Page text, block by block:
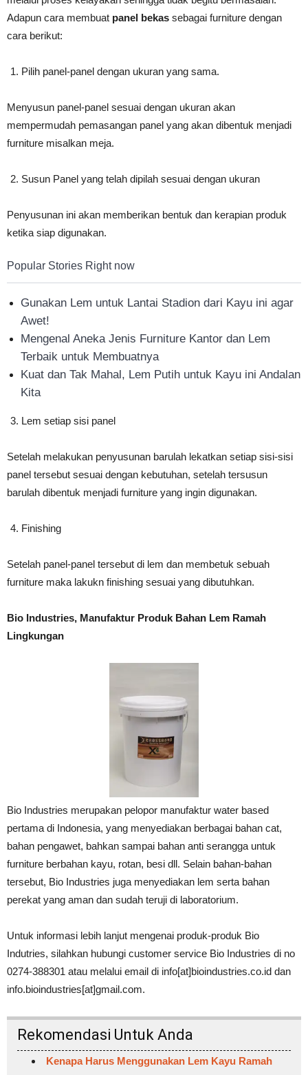
Adapun cara membuat panel bekas sebagai furniture dengan
cara berikut:
Pilih panel-panel dengan ukuran yang sama.
Menyusun panel-panel sesuai dengan ukuran akan
mempermudah pemasangan panel yang akan dibentuk menjadi
furniture misalkan meja.
Susun Panel yang telah dipilah sesuai dengan ukuran
Penyusunan ini akan memberikan bentuk dan kerapian produk
ketika siap digunakan.
Popular Stories Right now
Gunakan Lem untuk Lantai Stadion dari Kayu ini agar
Awet!
Mengenal Aneka Jenis Furniture Kantor dan Lem
Terbaik untuk Membuatnya
Kuat dan Tak Mahal, Lem Putih untuk Kayu ini Andalan
Kita
Lem setiap sisi panel
Setelah melakukan penyusunan barulah lekatkan setiap sisi-sisi
panel tersebut sesuai dengan kebutuhan, setelah tersusun
barulah dibentuk menjadi furniture yang ingin digunakan.
Finishing
Setelah panel-panel tersebut di lem dan membetuk sebuah
furniture maka lakukn finishing sesuai yang dibutuhkan.
Bio Industries, Manufaktur Produk Bahan Lem Ramah
Lingkungan
Bio Industries merupakan pelopor manufaktur water based
pertama di Indonesia, yang menyediakan berbagai bahan cat,
bahan pengawet, bahkan sampai bahan anti serangga untuk
furniture berbahan kayu, rotan, besi dll. Selain bahan-bahan
tersebut, Bio Industries juga menyediakan lem serta bahan
perekat yang aman dan sudah teruji di laboratorium.
Untuk informasi lebih lanjut mengenai produk-produk Bio
Indutries, silahkan hubungi customer service Bio Industries di no
0274-388301 atau melalui email di info[at]bioindustries.co.id dan
info.bioindustries[at]gmail.com.
Rekomendasi Untuk Anda
Kenapa Harus Menggunakan Lem Kayu Ramah